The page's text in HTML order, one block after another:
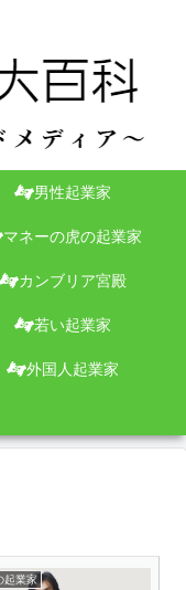
男性起業家
マネーの虎の起業家
カンブリア宮殿
若い起業家
外国人起業家
起業家